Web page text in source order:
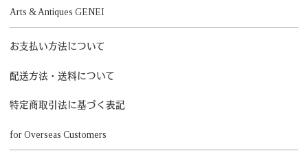
Arts & Antiques GENEI
お支払い方法について
配送方法・送料について
特定商取引法に基づく表記
for Overseas Customers